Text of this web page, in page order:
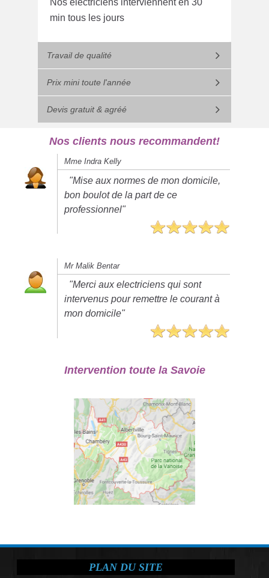
Nos électriciens interviennent en 30
min tous les jours
Travail de qualité
Prix mini toute l'année
Devis gratuit & agréé
Nos clients nous recommandent!
Mme Indra Kelly
"Mise aux normes de mon domicile,
bon boulot de la part de ce
professionnel"
Mr Malik Bentar
"Merci aux electriciens qui sont
intervenus pour remettre le courant à
mon domicile"
Intervention toute la Savoie
PLAN DU SITE